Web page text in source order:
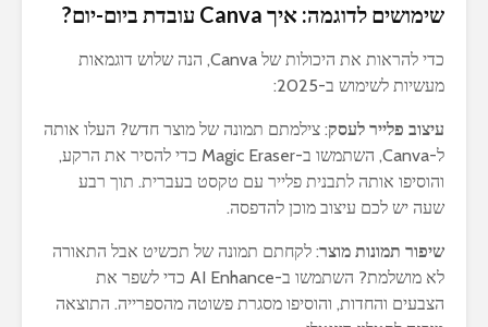
שימושים לדוגמה: איך Canva עובדת ביום-יום?
כדי להראות את היכולות של Canva, הנה שלוש דוגמאות
מעשיות לשימוש ב-2025:
עיצוב פלייר לעסק: צילמתם תמונה של מוצר חדש? העלו אותה
ל-Canva, השתמשו ב-Magic Eraser כדי להסיר את הרקע,
והוסיפו אותה לתבנית פלייר עם טקסט בעברית. תוך רבע
שעה יש לכם עיצוב מוכן להדפסה.
שיפור תמונות מוצר: לקחתם תמונה של תכשיט אבל התאורה
לא מושלמת? השתמשו ב-AI Enhance כדי לשפר את
הצבעים והחדות, והוסיפו מסגרת פשוטה מהספרייה. התוצאה